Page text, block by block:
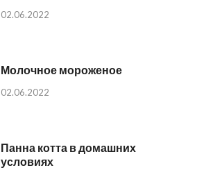
02.06.2022
Молочное мороженое
02.06.2022
Панна котта в домашних
условиях